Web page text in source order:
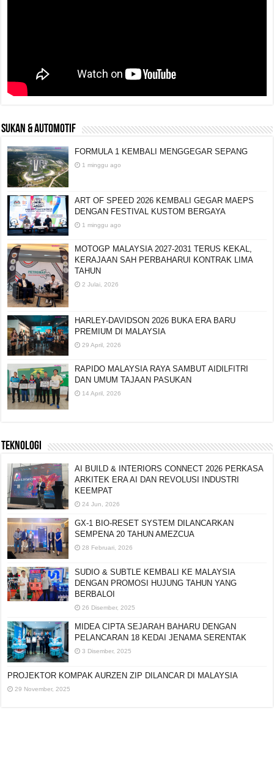
SUKAN & AUTOMOTIF
FORMULA 1 KEMBALI MENGGEGAR SEPANG
1 minggu ago
ART OF SPEED 2026 KEMBALI GEGAR MAEPS
DENGAN FESTIVAL KUSTOM BERGAYA
1 minggu ago
MOTOGP MALAYSIA 2027-2031 TERUS KEKAL,
KERAJAAN SAH PERBAHARUI KONTRAK LIMA
TAHUN
2 Julai, 2026
HARLEY-DAVIDSON 2026 BUKA ERA BARU
PREMIUM DI MALAYSIA
29 April, 2026
RAPIDO MALAYSIA RAYA SAMBUT AIDILFITRI
DAN UMUM TAJAAN PASUKAN
14 April, 2026
TEKNOLOGI
AI BUILD & INTERIORS CONNECT 2026 PERKASA
ARKITEK ERA AI DAN REVOLUSI INDUSTRI
KEEMPAT
24 Jun, 2026
GX-1 BIO-RESET SYSTEM DILANCARKAN
SEMPENA 20 TAHUN AMEZCUA
28 Februari, 2026
SUDIO & SUBTLE KEMBALI KE MALAYSIA
DENGAN PROMOSI HUJUNG TAHUN YANG
BERBALOI
26 Disember, 2025
MIDEA CIPTA SEJARAH BAHARU DENGAN
PELANCARAN 18 KEDAI JENAMA SERENTAK
3 Disember, 2025
PROJEKTOR KOMPAK AURZEN ZIP DILANCAR DI